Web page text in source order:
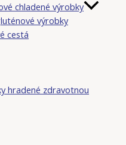
chladené výrobky
výrobky
cestá
hradené zdravotnou